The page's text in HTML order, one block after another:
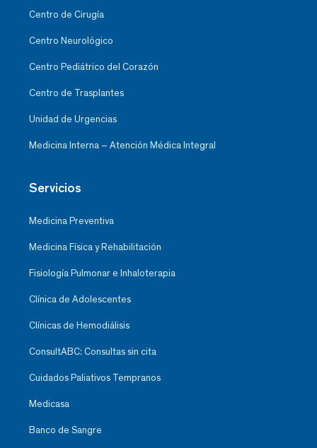
Centro de Cirugía
Centro Neurológico
Centro Pediátrico del Corazón
Centro de Trasplantes
Unidad de Urgencias
Medicina Interna – Atención Médica Integral
Servicios
Medicina Preventiva
Medicina Física y Rehabilitación
Fisiología Pulmonar e Inhaloterapia
Clínica de Adolescentes
Clínicas de Hemodiálisis
ConsultABC: Consultas sin cita
Cuidados Paliativos Tempranos
Medicasa
Banco de Sangre